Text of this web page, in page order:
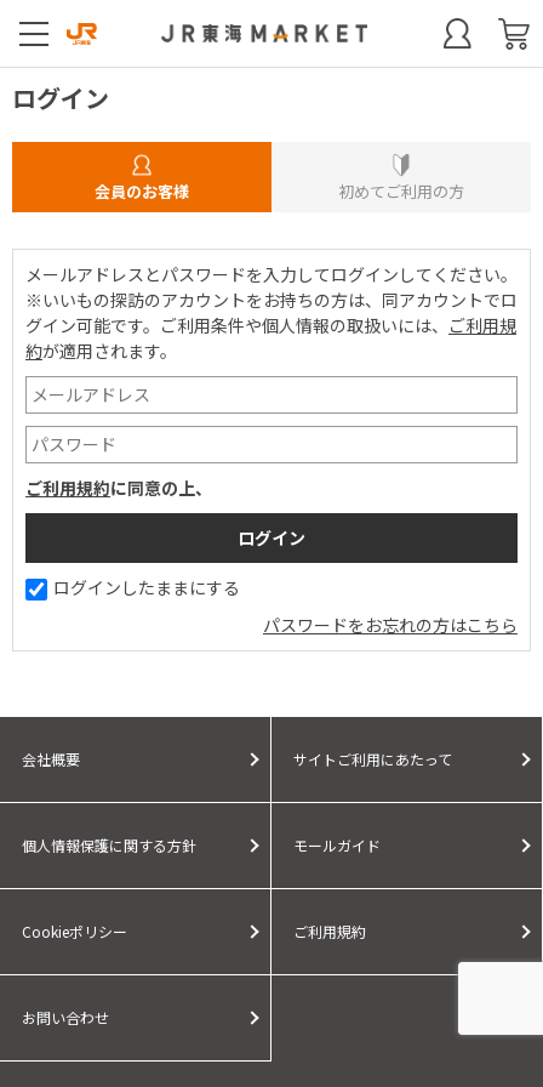
ログイン
会員のお客様 初めてご利用の方
メールアドレスとパスワードを入力してログインしてください。
※いいもの探訪のアカウントをお持ちの方は、同アカウントでロ
グイン可能です。 ご利用条件や個人情報の取扱いには、 ご利用規
約が適用されます。
ご利用規約に同意の上、
ログインしたままにする
パスワードをお忘れの方はこちら
会社概要 サイトご利用にあたって
個人情報保護に関する方針 モールガイド
Cookieポリシー ご利用規約
お問い合わせ